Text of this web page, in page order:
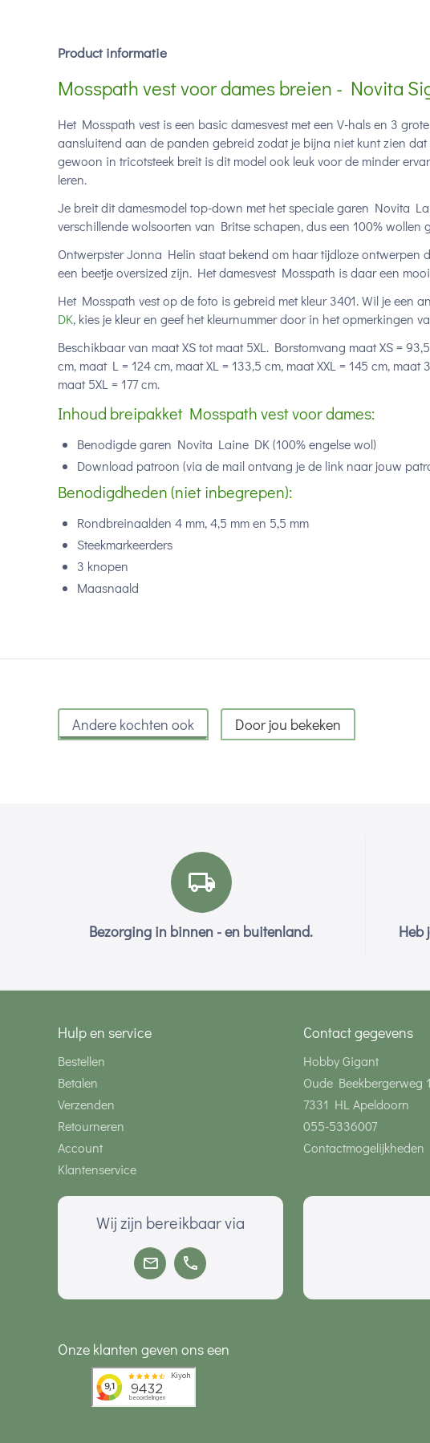
Product informatie
Mosspath vest voor dames breien - Novita
Het Mosspath vest is een basic damesvest met een V-hals en 3
aansluitend aan de panden gebreid zodat je bijna niet kunt zien
gewoon in tricotsteek breit is dit model ook leuk voor de minder
leren.
Je breit dit damesmodel top-down met het speciale garen Novita
verschillende wolsoorten van Britse schapen, dus een 100% wollen
Ontwerpster Jonna Helin staat bekend om haar tijdloze ontwerpen
een beetje oversized zijn. Het damesvest Mosspath is daar een
Het Mosspath vest op de foto is gebreid met kleur 3401. Wil je een
DK, kies je kleur en geef het kleurnummer door in het opmerkingen
Beschikbaar van maat XS tot maat 5XL. Borstomvang maat XS =
cm, maat L = 124 cm, maat XL = 133,5 cm, maat XXL = 145 cm, maat
maat 5XL = 177 cm.
Inhoud breipakket Mosspath vest voor dames:
Benodigde garen Novita Laine DK (100% engelse wol)
Download patroon (via de mail ontvang je de link naar jouw
Benodigdheden (niet inbegrepen):
Rondbreinaalden 4 mm, 4,5 mm en 5,5 mm
Steekmarkeerders
3 knopen
Maasnaald
Andere kochten ook Door jou bekeken
Bezorging in binnen - en buitenland. Heb
Hulp en service
Bestellen
Betalen
Verzenden
Retourneren
Account
Klantenservice
Contact gegevens
Hobby Gigant
Oude Beekbergerweg
7331 HL Apeldoorn
055-5336007
Contactmogelijkheden
Wij zijn bereikbaar via
Onze klanten geven ons een